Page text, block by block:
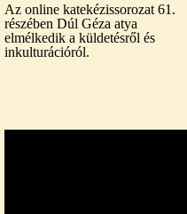
Az online katekézissorozat 61.
részében Dúl Géza atya
elmélkedik a küldetésről és
inkulturációról.